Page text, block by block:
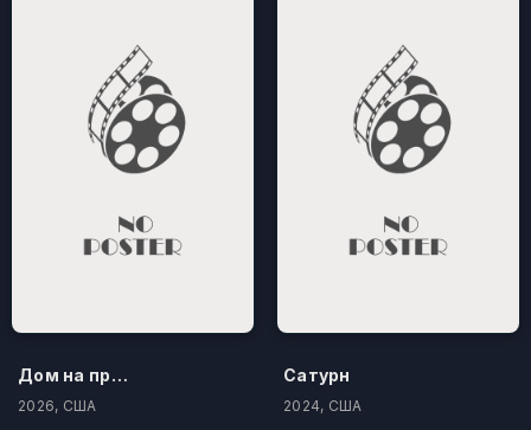
Дом на проклятом холме
2026, США
Сатурн
2024, США